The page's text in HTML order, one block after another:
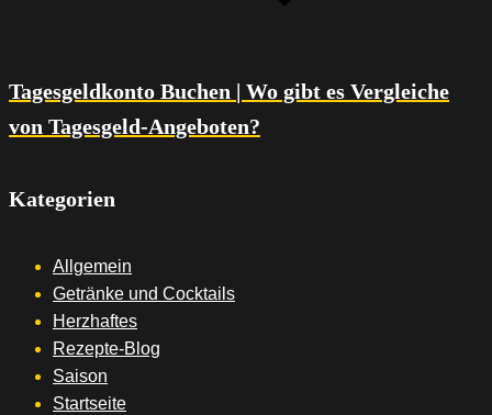
Tagesgeldkonto Buchen | Wo gibt es Vergleiche
von Tagesgeld-Angeboten?
Kategorien
Allgemein
Getränke und Cocktails
Herzhaftes
Rezepte-Blog
Saison
Startseite